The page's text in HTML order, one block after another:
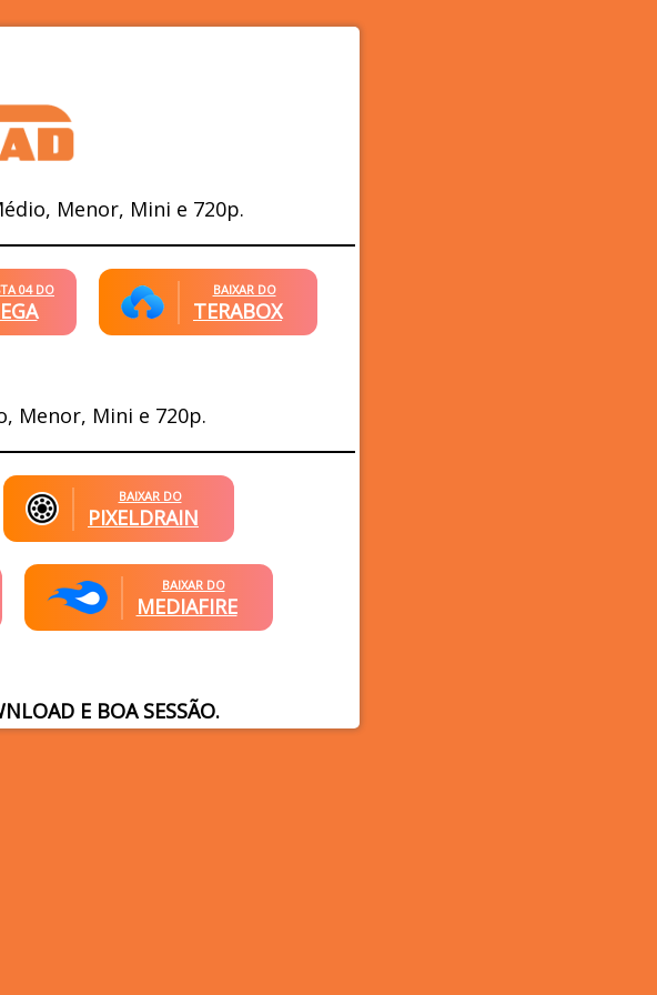
Menor, Mini e 720p.
04 DO BAIXAR DO
TERABOX
Menor, Mini e 720p.
BAIXAR DO
PIXELDRAIN
BAIXAR DO
MEDIAFIRE
E BOA SESSÃO.